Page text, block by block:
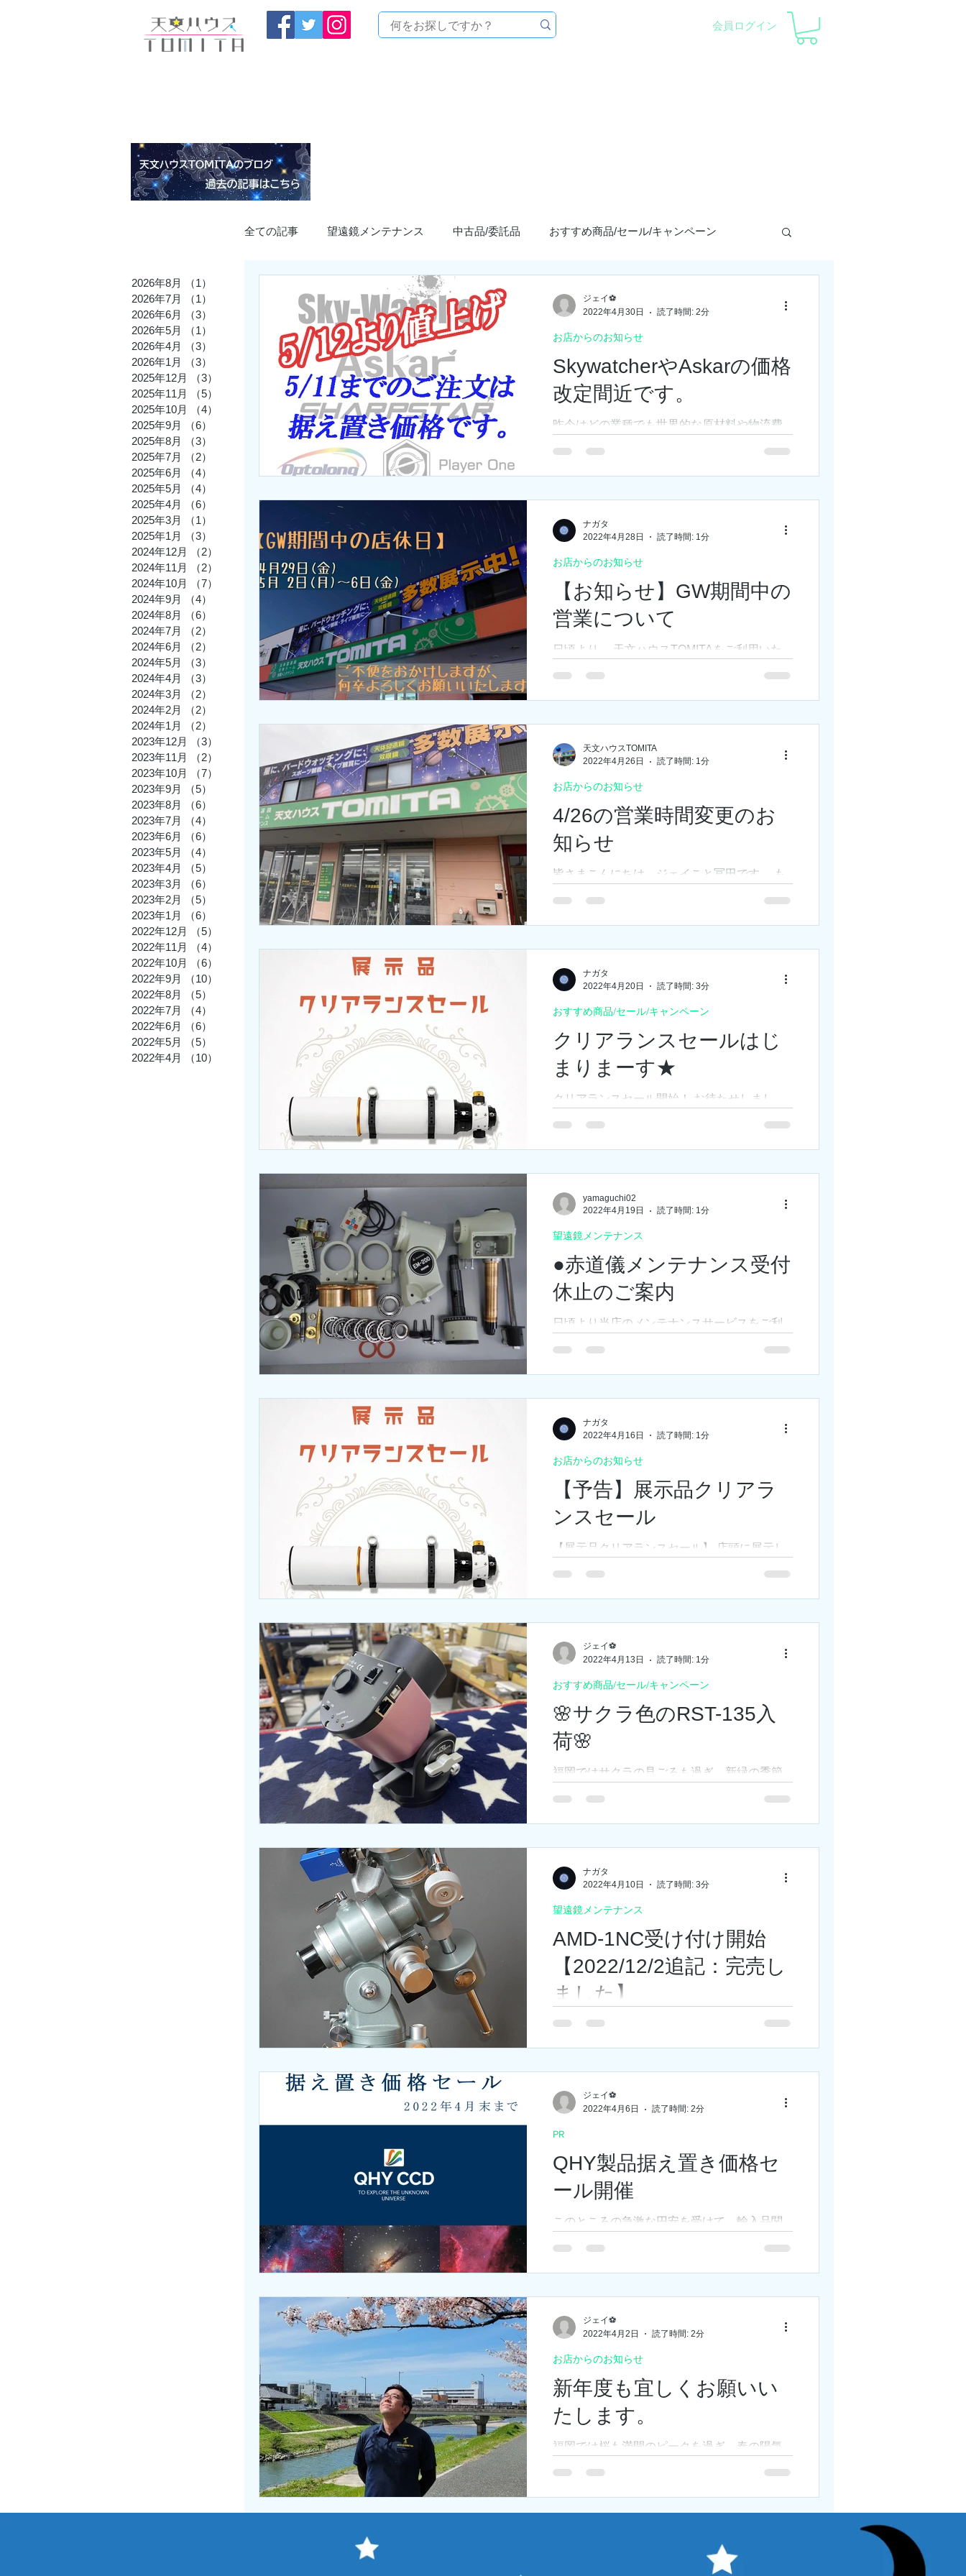
会員ログイン
2026年8月 （1）
2026年7月
（1）
2026年6月
（3）
2026年5月
（1）
2026年4月
（3）
2026年1月
（3）
2025年12月
（3）
2025年11月
（5）
2025年10月
（4）
2025年9月
（6）
2025年8月
（3）
2025年7月
（2）
2025年6月
（4）
2025年5月
（4）
2025年4月
（6）
6件の記事
2025年3月
（1）
2025年1月
（3）
3件の記事
2024年12月
（2）
2件の記事
2024年11月
（2）
2件の記事
2024年10月
（7）
7件の記事
2024年9月
（4）
2024年8月
（6）
2024年7月
（2）
2024年6月
（2）
2件の記事
2024年5月
（3）
2024年4月
（3）
2024年3月
（2）
2024年2月
（2）
2024年1月
（2）
2件の記事
2023年12月
（3）
2023年11月
（2）
2023年10月
（7）
7件の記事
2023年9月
（5）
5件の記事
2023年8月
（6）
6件の記事
2023年7月
（4）
4件の記事
2023年6月
（6）
2023年5月
（4）
2023年4月
（5）
5件の記事
2023年3月
（6）
6件の記事
2023年2月
（5）
5件の記事
2023年1月
（6）
6件の記事
2022年12月
（5）
2022年11月
（4）
4件の記事
2022年10月
（6）
2022年9月
（10）
2022年8月
（5）
2022年7月
（4）
2022年6月
（6）
2022年5月
（5）
2022年4月
（10）
全ての記事 望遠鏡メンテナンス 中古品/委託品 おすすめ商品/セール/キャンペーン
九州発の星まつり"星宴" お店からのお知らせ
TOMITA_YouTubeCHANNEL 星空 星空観察会/プラネ/イベント
とみたの日常 PR
SkywatcherやAskarの価格
改定間近です。
昨今はどの業種でも世界的な原材料や物流費
ておりますが、この度サイトロンジャパンさ
んが取り扱いされている下記の各種メーカー
お店からのお知らせ
ジェイ⚽
2022年4月30日
読了時間: 2分
【お知らせ】GW期間中の
営業について
日頃より、 天文ハウスTOMITAをご利用いた
す。 4月29日（金・祝） ： 店休日 4月30日
お店からのお知らせ
ナガタ
2022年4月28日
読了時間: 1分
4/26の営業時間変更のお
知らせ
皆さまこんにちは。ジェイこと冨田です。 も
天気が悪くなる予報で、福岡も今朝から結構
強い雨が降っています。全国的に大雨警報等
お店からのお知らせ
天文ハウスTOMITA
2022年4月26日
読了時間: 1分
クリアランスセールはじ
まりまーす★
クリアランスセール開始！ お待たせしまし
ました！ 展示品クリアランスのため、 お買い
おすすめ商品/セール/キャンペーン
ナガタ
2022年4月20日
読了時間: 3分
●赤道儀メンテナンス受付
休止のご案内
日頃より当店のメンテナンスサービスをご利
の通り、赤道儀メンテナンスの新規受付を下
記の期間休止いたします。 ＜休止期間＞ 令和
望遠鏡メンテナンス
yamaguchi02
2022年4月19日
読了時間: 1分
【予告】展示品クリアラ
ンスセール
【展示品クリアランスセール】 店頭に展示し
対象品は数量限定となります！！ 【500円
お店からのお知らせ
ナガタ
2022年4月16日
読了時間: 1分
🌸サクラ色のRST-135入
荷🌸
福岡ではサクラの見ごろも過ぎ、新緑の季節
ハウスTOMITAの店舗には少し遅咲きの桜が咲
きましたよ！ 🌸特別カラ―のRST-135マウン
おすすめ商品/セール/キャンペーン
ジェイ⚽
2022年4月13日
読了時間: 1分
AMD-1NC受け付け開始
【2022/12/2追記：完売し
ました】
※2022/12/2追記：ご好評につき完売しまし
ハシ製作所赤道儀"P-2""90S"、 専用のモータ
ードライブ改造"AMD-1N"。...
望遠鏡メンテナンス
ナガタ
2022年4月10日
読了時間: 3分
QHY製品据え置き価格セ
ール開催
このところの急激な円安を受けて、輸入品関
になってまいりました。そこで価格変更まで
の移行期間を設け、それまでを据え置き価格
で、値下げされる製品に関しましては...
PR
ジェイ⚽
2022年4月6日
読了時間: 2分
新年度も宜しくお願いい
たします。
福岡では桜も満開のピークを過ぎ、春の陽気
移転してからは12年目の年をスタートしまし
た。皆様に支えられてこれまで活動できてき
お店からのお知らせ
ジェイ⚽
2022年4月2日
読了時間: 2分